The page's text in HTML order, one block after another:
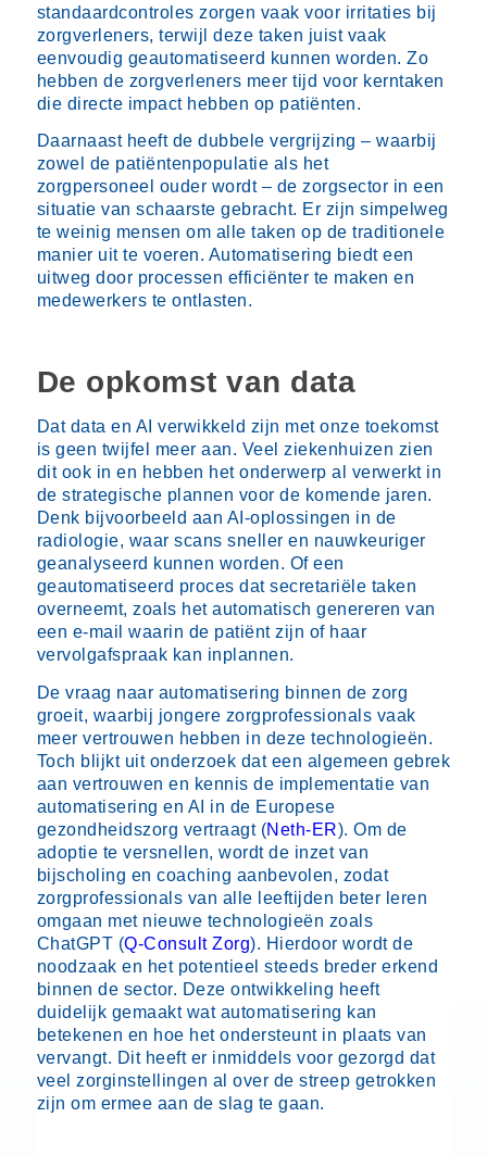
standaardcontroles zorgen vaak voor irritaties bij
zorgverleners, terwijl deze taken juist vaak
eenvoudig geautomatiseerd kunnen worden. Zo
hebben de zorgverleners meer tijd voor kerntaken
die directe impact hebben op patiënten.
Daarnaast heeft de dubbele vergrijzing – waarbij
zowel de patiëntenpopulatie als het
zorgpersoneel ouder wordt – de zorgsector in een
situatie van schaarste gebracht. Er zijn simpelweg
te weinig mensen om alle taken op de traditionele
manier uit te voeren. Automatisering biedt een
uitweg door processen efficiënter te maken en
medewerkers te ontlasten.
De opkomst van data
Dat data en AI verwikkeld zijn met onze toekomst
is geen twijfel meer aan. Veel ziekenhuizen zien
dit ook in en hebben het onderwerp al verwerkt in
de strategische plannen voor de komende jaren.
Denk bijvoorbeeld aan AI-oplossingen in de
radiologie, waar scans sneller en nauwkeuriger
geanalyseerd kunnen worden. Of een
geautomatiseerd proces dat secretariële taken
overneemt, zoals het automatisch genereren van
een e-mail waarin de patiënt zijn of haar
vervolgafspraak kan inplannen.
De vraag naar automatisering binnen de zorg
groeit, waarbij jongere zorgprofessionals vaak
meer vertrouwen hebben in deze technologieën.
Toch blijkt uit onderzoek dat een algemeen gebrek
aan vertrouwen en kennis de implementatie van
automatisering en AI in de Europese
gezondheidszorg vertraagt (Neth-ER). Om de
adoptie te versnellen, wordt de inzet van
bijscholing en coaching aanbevolen, zodat
zorgprofessionals van alle leeftijden beter leren
omgaan met nieuwe technologieën zoals
ChatGPT (Q-Consult Zorg). Hierdoor wordt de
noodzaak en het potentieel steeds breder erkend
binnen de sector. Deze ontwikkeling heeft
duidelijk gemaakt wat automatisering kan
betekenen en hoe het ondersteunt in plaats van
vervangt. Dit heeft er inmiddels voor gezorgd dat
veel zorginstellingen al over de streep getrokken
zijn om ermee aan de slag te gaan.